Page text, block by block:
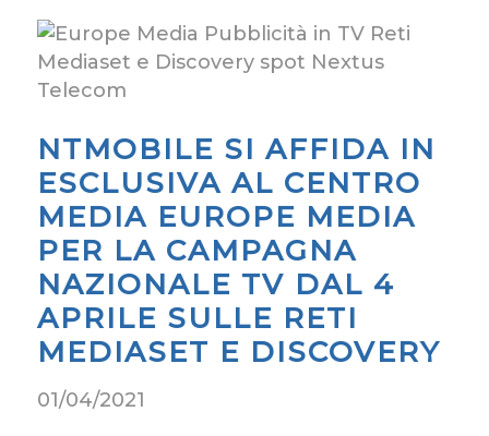
NTMOBILE SI AFFIDA IN
ESCLUSIVA AL CENTRO
MEDIA EUROPE MEDIA
PER LA CAMPAGNA
NAZIONALE TV DAL 4
APRILE SULLE RETI
MEDIASET E DISCOVERY
01/04/2021